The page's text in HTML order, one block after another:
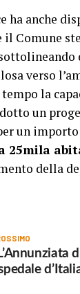
ha anche
Comune
verso
la
un
un
25mila
della